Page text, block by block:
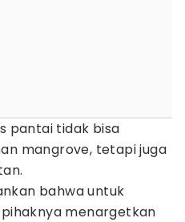
pantai tidak bisa
mangrove, tetapi juga
bahwa untuk
menargetkan